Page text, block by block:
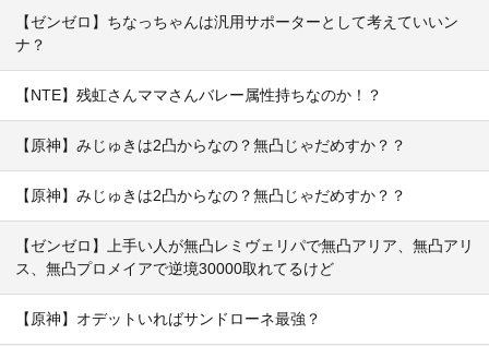
【ゼンゼロ】ちなっちゃんは汎用サポーターとして考えていいン
ナ？
【NTE】残虹さんママさんバレー属性持ちなのか！？
【原神】みじゅきは2凸からなの？無凸じゃだめすか？？
【原神】みじゅきは2凸からなの？無凸じゃだめすか？？
【ゼンゼロ】上手い人が無凸レミヴェリパで無凸アリア、無凸アリ
ス、無凸プロメイアで逆境30000取れてるけど
【原神】オデットいればサンドローネ最強？